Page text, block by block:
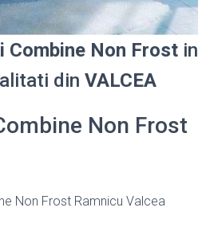
Combine Non Frost in
din VALCEA
Non Frost
Non Frost Ramnicu Valcea